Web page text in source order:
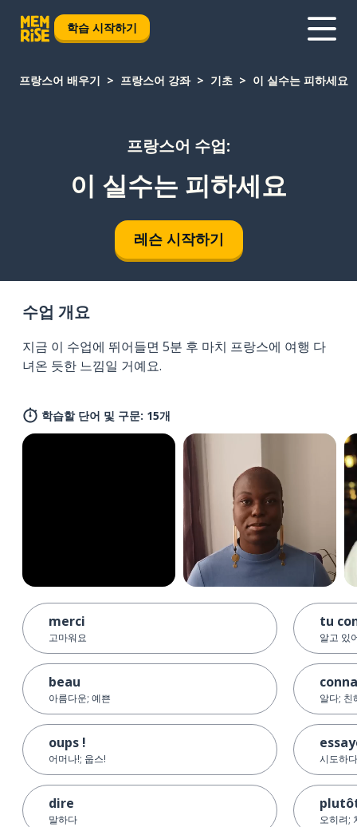
학습 시작하기
프랑스어 배우기 프랑스어 강좌 기초 이 실수는 피하세요
프랑스어 수업:
이 실수는 피하세요
레슨 시작하기
수업 개요
지금 이 수업에 뛰어들면 5분 후 마치 프랑스에 여행 다
녀온 듯한 느낌일 거예요.
학습할 단어 및 구문: 15개
merci
고마워요
beau
아름다운; 예쁜
oups !
어머나!; 웁스!
dire
말하다
tu
알고 있
알다; 친
시도하
오히려;